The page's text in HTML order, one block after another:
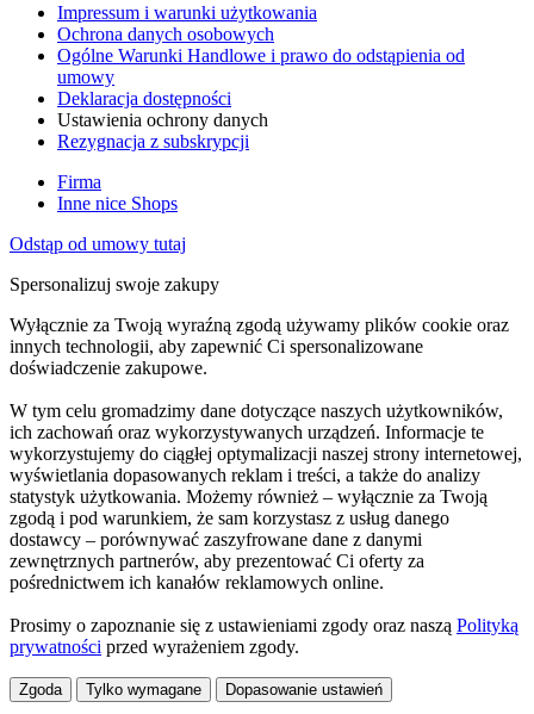
Impressum i warunki użytkowania
Ochrona danych osobowych
Ogólne Warunki Handlowe i prawo do odstąpienia od
umowy
Deklaracja dostępności
Ustawienia ochrony danych
Rezygnacja z subskrypcji
Firma
Inne nice Shops
Odstąp od umowy tutaj
Spersonalizuj swoje zakupy
Wyłącznie za Twoją wyraźną zgodą używamy plików cookie oraz
innych technologii, aby zapewnić Ci spersonalizowane
doświadczenie zakupowe.
W tym celu gromadzimy dane dotyczące naszych użytkowników,
ich zachowań oraz wykorzystywanych urządzeń. Informacje te
wykorzystujemy do ciągłej optymalizacji naszej strony internetowej,
wyświetlania dopasowanych reklam i treści, a także do analizy
statystyk użytkowania. Możemy również – wyłącznie za Twoją
zgodą i pod warunkiem, że sam korzystasz z usług danego
dostawcy – porównywać zaszyfrowane dane z danymi
zewnętrznych partnerów, aby prezentować Ci oferty za
pośrednictwem ich kanałów reklamowych online.
Prosimy o zapoznanie się z ustawieniami zgody oraz naszą Polityką
prywatności przed wyrażeniem zgody.
Zgoda Tylko wymagane Dopasowanie ustawień